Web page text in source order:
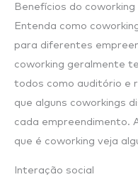
Benefícios do coworking
Entenda como
para diferentes
coworking geralmente
todos como auditório e
que alguns coworkings
cada empreendimento.
que é coworking veja
Interação social